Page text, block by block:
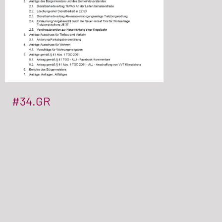
#34.GR